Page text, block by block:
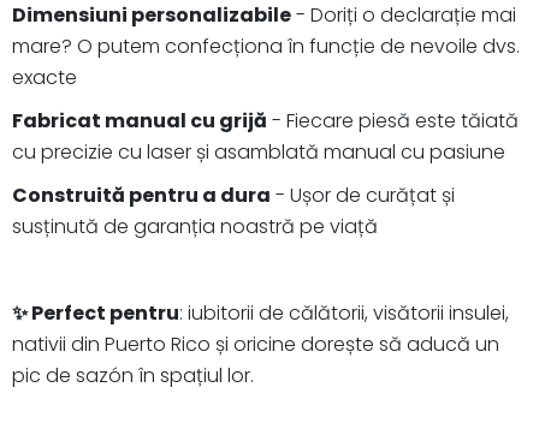
Dimensiuni personalizabile- Doriți o declarație mai
mare? O putem confecționa în funcție de nevoile dvs.
exacte
Fabricat manual cu grijă - Fiecare piesă este tăiată
cu precizie cu laser și asamblată manual cu pasiune
Construită pentru a dura - Ușor de curățat și
susținută de garanția noastră pe viață
✨ Perfect pentru: iubitorii de călătorii, visătorii insulei,
nativii din Puerto Rico și oricine dorește să aducă un
pic de sazón în spațiul lor.